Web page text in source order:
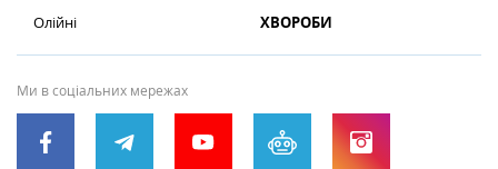
Олійні
ХВОРОБИ
Ми в соціальних мережах